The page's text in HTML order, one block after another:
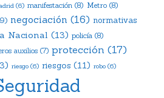
(6) manifestación (8) Metro (8)
negociación (16) normativas
Nacional (13) policía (8)
auxilios (7) protección (17)
riesgo (6) riesgos (11) robo (6)